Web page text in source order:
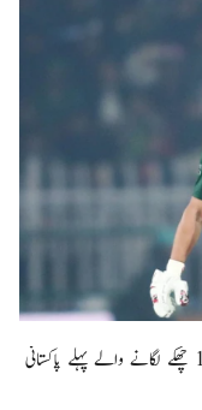
صاحبزادہ فرحان ایک سال میں ٹی ٹوئنٹی کرکٹ میں 100 چھکے لگانے والے پہلے پاکستانی